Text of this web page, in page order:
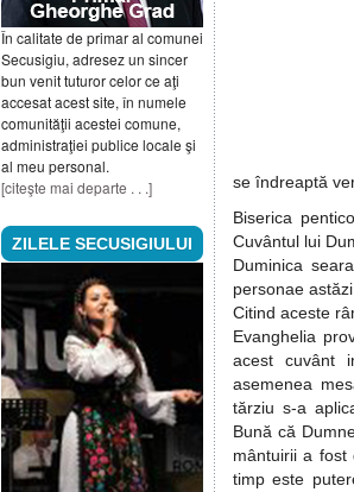
În calitate de primar al comunei
Secusigiu, adresez un sincer
bun venit tuturor celor ce aţi
accesat acest site, în numele
comunităţii acestei comune,
administraţiei publice locale şi
al meu personal.
[citeşte mai departe . . .]
ZILELE SECUSIGIULUI
se îndreaptă
Biserica
Cuvântul lui
Duminica
personae
Citind aceste
Evanghelia
acest cuvânt
asemenea
tărziu s-a
Bună că
mântuirii a fost
timp este